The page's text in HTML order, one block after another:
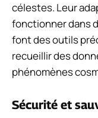
célestes. Leur
fonctionner dans
font des outils
recueillir des
phénomènes
Sécurité et